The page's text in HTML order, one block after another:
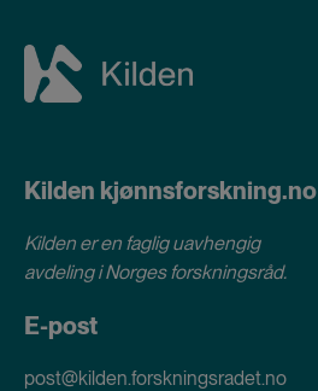
Kilden kjønnsforskning.no
Kilden er en faglig uavhengig
avdeling iNorges forskningsråd.
E-post
post@kilden.forskningsradet.no